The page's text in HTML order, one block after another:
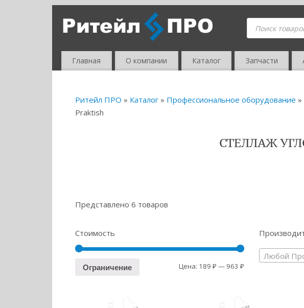
Главная О компании Каталог Запчасти
Ритейл ПРО » Каталог » Профессиональное оборудование »
Praktish
СТЕЛЛАЖ
Представлено 6 товаров
Стоимость
Ограничение Цена: 189 ₽ — 963 ₽
Любой